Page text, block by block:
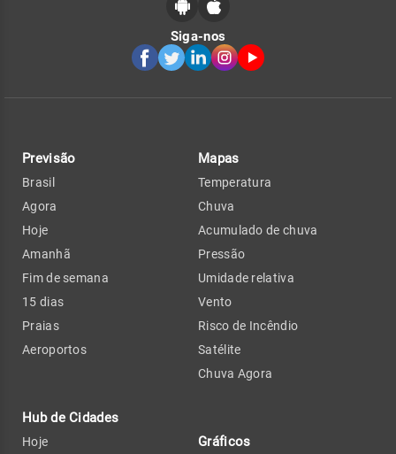
Siga-nos
Previsão
Brasil
Agora
Hoje
Amanhã
Fim de semana
15 dias
Praias
Aeroportos
Hub de Cidades
Hoje
Mapas
Temperatura
Chuva
Acumulado de chuva
Pressão
Umidade relativa
Vento
Risco de Incêndio
Satélite
Chuva Agora
Gráficos